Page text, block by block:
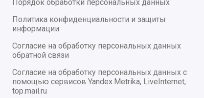
Порядок обработки персональных данных
Политика конфиденциальности и защиты
информации
Согласие на обработку персональных данных
обратной связи
Согласие на обработку персональных данных с
помощью сервисов Yandex.Metrika, LiveInternet,
top.mail.ru